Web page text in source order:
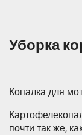
Уборка
Копалка для
почти так же,